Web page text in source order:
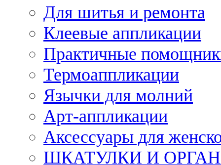
Для шитья и ремонта
Клеевые аппликации
Практичные
Термоаппликации
Язычки для молний
Арт-аппликации
Аксессуары для
ШКАТУЛКИ И